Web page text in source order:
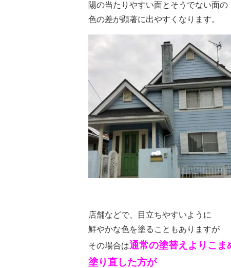
陽の当たりやすい面とそうでない面の
色の差が顕著に出やすくなります。
店舗などで、目立ちやすいように
鮮やかな色を塗ることもありますが
その場合は通常の塗替えよりこま
塗り直した方が